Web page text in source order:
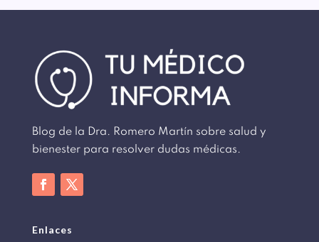
Blog de la Dra. Romero Martín sobre salud y
bienester para resolver dudas médicas.
Enlaces